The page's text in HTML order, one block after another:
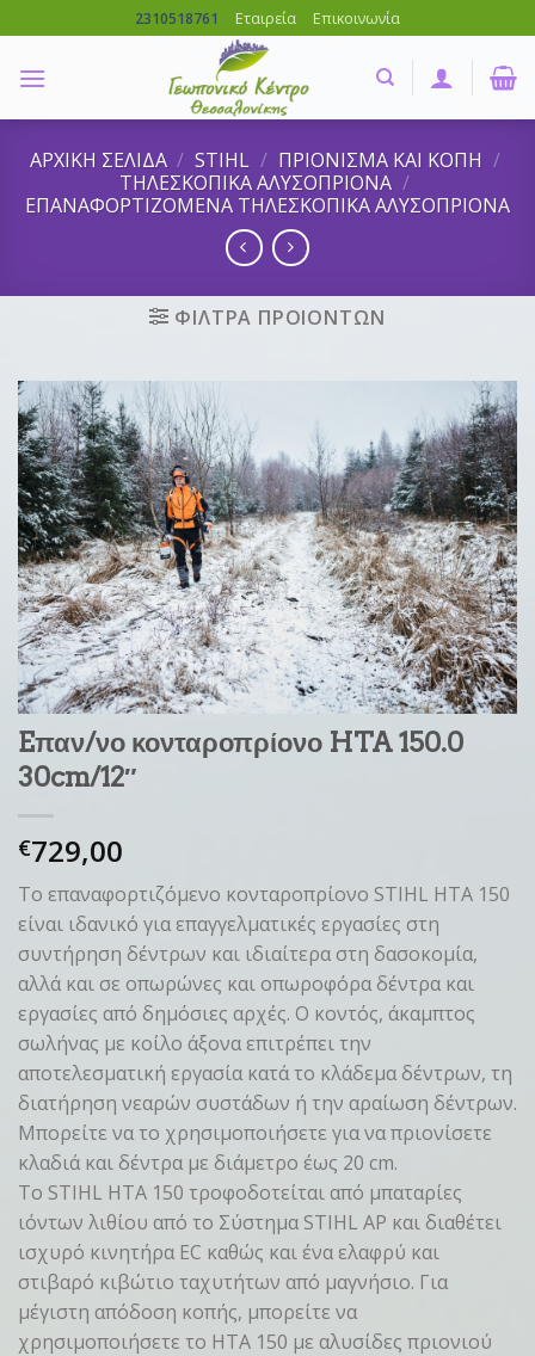
to
content
2310518761 Εταιρεία Επικοινωνία
ΑΡΧΙΚΗ ΣΕΛΙΔΑ / STIHL / ΠΡΙΟΝΙΣΜΑ ΚΑΙ ΚΟΠΗ /
ΤΗΛΕΣΚΟΠΙΚΑ ΑΛΥΣΟΠΡΙΟΝΑ /
ΕΠΑΝΑΦΟΡΤΙΖΟΜΕΝΑ ΤΗΛΕΣΚΟΠΙΚΑ ΑΛΥΣΟΠΡΙΟΝΑ
ΦΙΛΤΡΑ ΠΡΟΙΟΝΤΩΝ
Eπαν/νο κονταροπρίονο HTA 150.0
30cm/12″
€729,00
Το επαναφορτιζόμενο κονταροπρίονο STIHL HTA 150
είναι ιδανικό για επαγγελματικές εργασίες στη
συντήρηση δέντρων και ιδιαίτερα στη δασοκομία,
αλλά και σε οπωρώνες και οπωροφόρα δέντρα και
εργασίες από δημόσιες αρχές. Ο κοντός, άκαμπτος
σωλήνας με κοίλο άξονα επιτρέπει την
αποτελεσματική εργασία κατά το κλάδεμα δέντρων, τη
διατήρηση νεαρών συστάδων ή την αραίωση δέντρων.
Μπορείτε να το χρησιμοποιήσετε για να πριονίσετε
κλαδιά και δέντρα με διάμετρο έως 20 cm.
Το STIHL HTA 150 τροφοδοτείται από μπαταρίες
ιόντων λιθίου από το Σύστημα STIHL AP και διαθέτει
ισχυρό κινητήρα EC καθώς και ένα ελαφρύ και
στιβαρό κιβώτιο ταχυτήτων από μαγνήσιο. Για
μέγιστη απόδοση κοπής, μπορείτε να
χρησιμοποιήσετε το HTA 150 με αλυσίδες πριονιού